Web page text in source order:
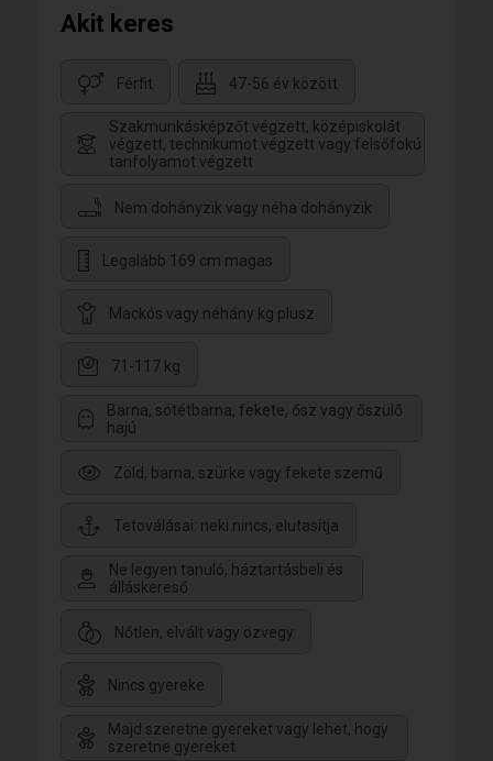
Akit keres
Férfit 47-56 év között
Szakmunkásképzőt végzett, középiskolát
végzett, technikumot végzett vagy felsőfokú
tanfolyamot végzett
Nem dohányzik vagy néha dohányzik
Legalább 169 cm magas
Mackós vagy néhány kg plusz
71-117 kg
Barna, sötétbarna, fekete, ősz vagy őszülő
hajú
Zöld, barna, szürke vagy fekete szemű
Tetoválásai: neki nincs, elutasítja
Ne legyen tanuló, háztartásbeli és
álláskereső
Nőtlen, elvált vagy özvegy
Nincs gyereke
Majd szeretne gyereket vagy lehet, hogy
szeretne gyereket